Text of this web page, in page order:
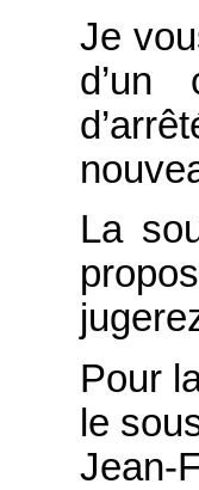
Je
d’un
La
Pour
le
Jean-